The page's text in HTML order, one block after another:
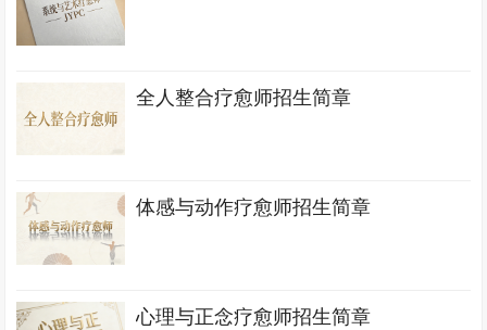
全人整合疗愈师招生简章
体感与动作疗愈师招生简章
心理与正念疗愈师招生简章